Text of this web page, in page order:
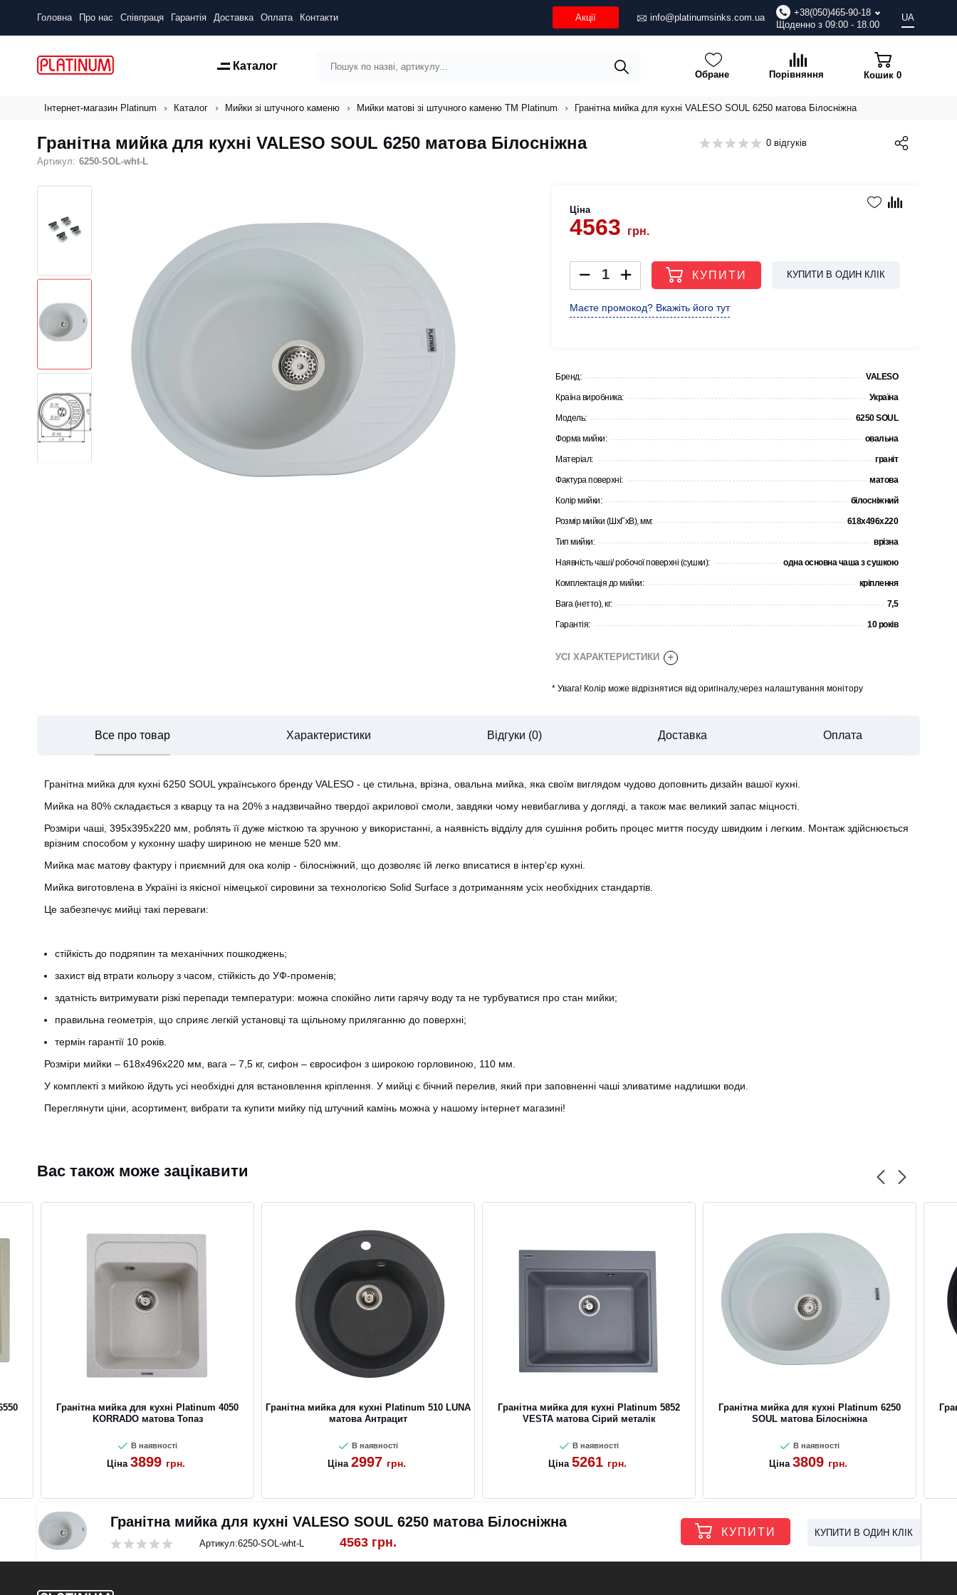
Головна Про нас Співпраця Гарантія Доставка Оплата Контакти Акції info@platinumsinks.com.ua
+38(050)465-90-18
Щоденно з 09:00 - 18.00
UA
Каталог
Обране Порівняння Кошик 0
Інтернет-магазин Platinum Каталог Мийки зі штучного каменю Мийки матові зі штучного каменю ТМ Platinum Гранітна мийка для кухні VALESO SOUL 6250 матова Білосніжна
Гранітна мийка для кухні VALESO SOUL 6250 матова Білосніжна
Артикул: 6250-SOL-wht-L
0 відгуків
Ціна
4563 грн.
КУПИТИ КУПИТИ В ОДИН КЛІК
Маєте промокод? Вкажіть його тут
Бренд: VALESO
Країна виробника: Україна
Модель: 6250 SOUL
Форма мийки: овальна
Матеріал: граніт
Фактура поверхні: матова
Колір мийки: білосніжний
Розмір мийки (ШхГхВ), мм: 618x496x220
Тип мийки: врізна
Наявність чаші/ робочої поверхні (сушки): одна основна чаша з сушкою
Комплектація до мийки: кріплення
Вага (нетто), кг: 7,5
Гарантія: 10 років
УСІ ХАРАКТЕРИСТИКИ +
*Увага! Колір може відрізнятися від оригіналу,через налаштування монітору
Все про товар Характеристики Відгуки (0) Доставка Оплата
Гранітна мийка для кухні 6250 SOUL українського бренду VALESO - це стильна, врізна, овальна мийка, яка своїм виглядом чудово доповнить дизайн вашої кухні.
Мийка на 80% складається з кварцу та на 20% з надзвичайно твердої акрилової смоли, завдяки чому невибаглива у догляді, а також має великий запас міцності.
Розміри чаші, 395х395х220 мм, роблять її дуже місткою та зручною у використанні, а наявність відділу для сушіння робить процес миття посуду швидким і легким. Монтаж здійснюється
врізним способом у кухонну шафу шириною не менше 520 мм.
Мийка має матову фактуру і приємний для ока колір - білосніжний, що дозволяє їй легко вписатися в інтер'єр кухні.
Мийка виготовлена ​​в Україні із якісної німецької сировини за технологією Solid Surface з дотриманням усіх необхідних стандартів.
Це забезпечує мийці такі переваги:
стійкість до подряпин та механічних пошкоджень;
захист від втрати кольору з часом, стійкість до УФ-променів;
здатність витримувати різкі перепади температури: можна спокійно лити гарячу воду та не турбуватися про стан мийки;
правильна геометрія, що сприяє легкій установці та щільному приляганню до поверхні;
термін гарантії 10 років.
Розміри мийки – 618х496х220 мм, вага – 7,5 кг, сифон – євросифон з широкою горловиною, 110 мм.
У комплекті з мийкою йдуть усі необхідні для встановлення кріплення. У мийці є бічний перелив, який при заповненні чаші зливатиме надлишки води.
Переглянути ціни, асортимент, вибрати та купити мийку під штучний камінь можна у нашому інтернет магазині!
Вас також може зацікавити
Гранітна мийка для кухні Platinum 4050
KORRADO матова Топаз
В наявності
Ціна 3899 грн.
Гранітна мийка для кухні Platinum 510 LUNA
матова Антрацит
В наявності
Ціна 2997 грн.
Гранітна мийка для кухні Platinum 5852
VESTA матова Сірий металік
В наявності
Ціна 5261 грн.
Гранітна мийка для кухні Platinum 6250
SOUL матова Білосніжна
В наявності
Ціна 3809 грн.
Гранітна мийка для кухні VALESO SOUL 6250 матова Білосніжна
Артикул:6250-SOL-wht-L 4563 грн.
КУПИТИ КУПИТИ В ОДИН КЛІК
OK
CANCEL